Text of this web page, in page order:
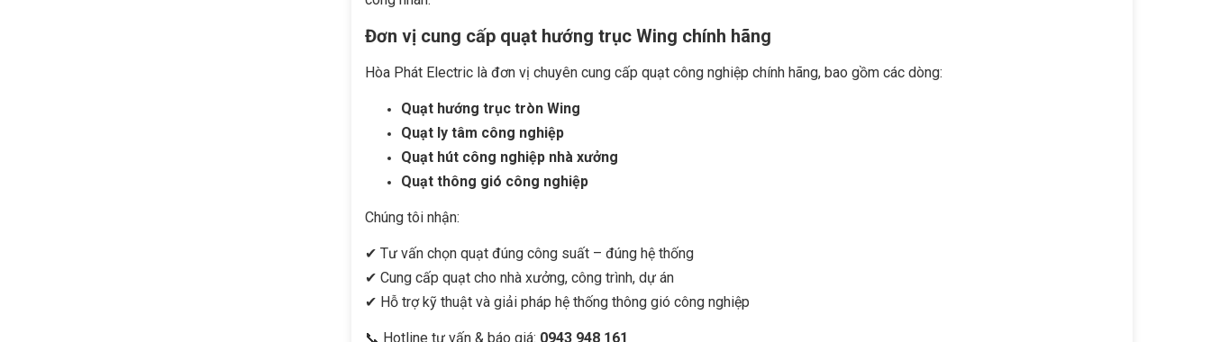
Đơn vị cung cấp quạt hướng trục Wing chính hãng
Hòa Phát Electric là đơn vị chuyên cung cấp quạt công nghiệp chính hãng, bao gồm các dòng:
Quạt hướng trục tròn Wing
Quạt ly tâm công nghiệp
Quạt hút công nghiệp nhà xưởng
Quạt thông gió công nghiệp
Chúng tôi nhận:
✔ Tư vấn chọn quạt đúng công suất – đúng hệ thống
✔ Cung cấp quạt cho nhà xưởng, công trình, dự án
✔ Hỗ trợ kỹ thuật và giải pháp hệ thống thông gió công nghiệp
📞 Hotline tư vấn & báo giá: 0943 948 161